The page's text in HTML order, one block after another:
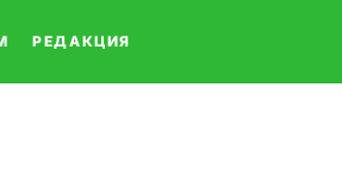
РЕДАКЦИЯ